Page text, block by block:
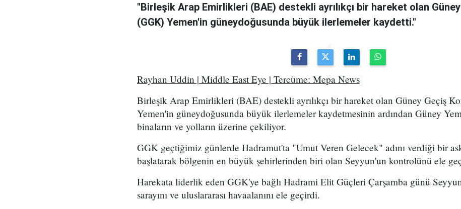
"Birleşik Arap Emirlikleri (BAE) destekli ayrılıkçı bir hareket olan
(GGK) Yemen'in güneydoğusunda büyük ilerlemeler kaydetti."
Rayhan Uddin | Middle East Eye | Tercüme: Mepa News
Birleşik Arap Emirlikleri (BAE) destekli ayrılıkçı bir hareket olan Güney Geçiş
Yemen'in güneydoğusunda büyük ilerlemeler kaydetmesinin ardından Güney
binaların ve yolların üzerine çekiliyor.
GGK geçtiğimiz günlerde Hadramut'ta "Umut Veren Gelecek" adını verdiği bir
başlatarak bölgenin en büyük şehirlerinden biri olan Seyyun'un kontrolünü ele
Harekata liderlik eden GGK'ye bağlı Hadrami Elit Güçleri Çarşamba günü
sarayını ve uluslararası havaalanını ele geçirdi.